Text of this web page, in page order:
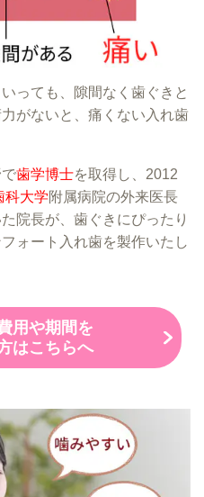
っても、隙間なく歯ぐきと
がないと、痛くない入れ歯
歯学博士を取得し、2012
科大学附属病院の外来医長
院長が、歯ぐきにぴったり
ォート入れ歯を製作いたし
用や期間を
はこちらへ